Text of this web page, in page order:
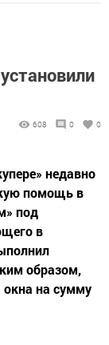
608 0 0
недавно
помощь в
под
в
образом,
на сумму